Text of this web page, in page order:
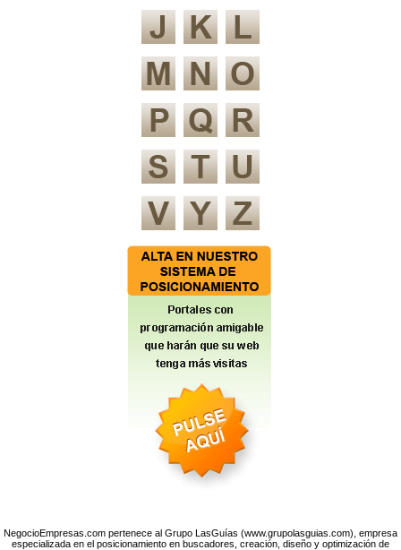
NegocioEmpresas.com pertenece al Grupo LasGuías (www.grupolasguias.com), empresa
especializada en el posicionamiento en buscadores, creación, diseño y optimización de